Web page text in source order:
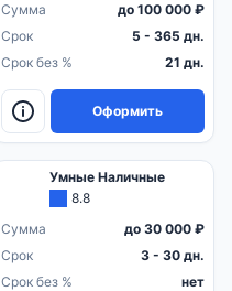
Сумма
до 100 000 ₽
Срок
5 - 365 дн.
Срок без %
21 дн.
Оформить
Умные Наличные
8.8
Сумма
до 30 000 ₽
Срок
3 - 30 дн.
Срок без %
нет